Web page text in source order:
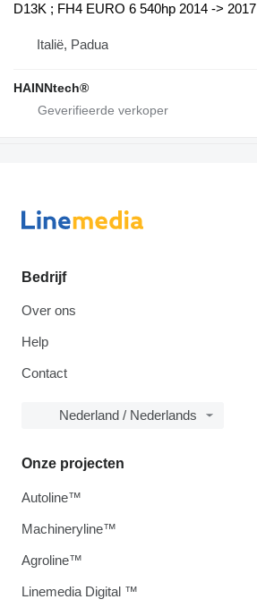
D13K ; FH4 EURO 6 540hp 2014 -> 2017
Italië, Padua
HAINNtech®
Bedrijf
Over ons
Help
Contact
Nederland / Nederlands
Onze projecten
Autoline™
Machineryline™
Agroline™
Linemedia Digital ™